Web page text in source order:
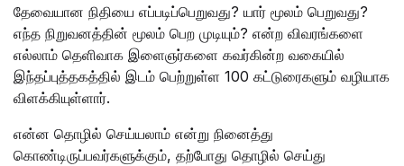
தேவையான நிதியை எப்படிப்பெறுவது? யார் மூலம் பெறுவது?
எந்த நிறுவனத்தின் மூலம் பெற முடியும்? என்ற விவரங்களை
எல்லாம் தெளிவாக இளைஞர்களை கவர்கின்ற வகையில்
இந்தப்புத்தகத்தில் இடம் பெற்றுள்ள 100 கட்டுரைகளும் வழியாக
விளக்கியுள்ளார்.
என்ன தொழில் செய்யலாம் என்று நினைத்து
கொண்டிருப்பவர்களுக்கும், தற்போது தொழில் செய்து